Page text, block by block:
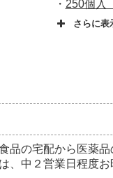
・ 250個入
さらに表
品の宅配から医薬
中２営業日程度お